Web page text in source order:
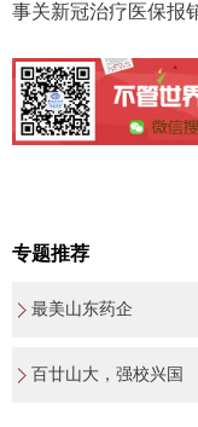
事关新冠治疗医保报
专题推荐
最美山东药企
百廿山大，强校兴国